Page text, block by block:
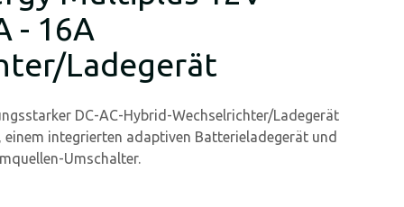
- 16A
Ladegerät
DC-AC-Hybrid-Wechselrichter/Ladegerät
einem integrierten adaptiven Batterieladegerät und
Umschalter.